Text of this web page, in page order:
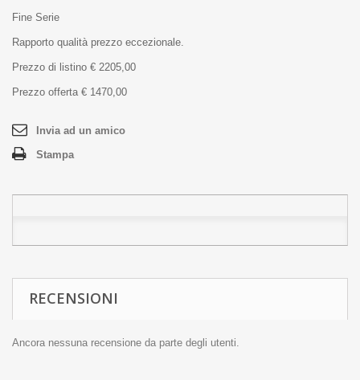
Fine Serie
Rapporto qualità prezzo eccezionale.
Prezzo di listino € 2205,00
Prezzo offerta € 1470,00
Invia ad un amico
Stampa
RECENSIONI
Ancora nessuna recensione da parte degli utenti.